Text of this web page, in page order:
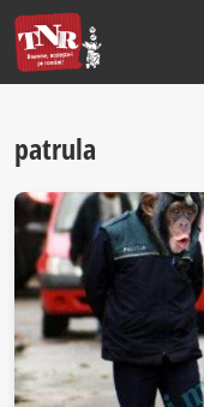
patrula